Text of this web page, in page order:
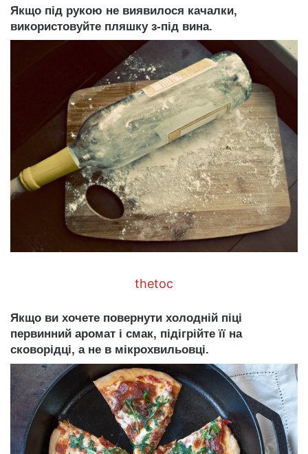
Якщо під рукою не виявилося качалки,
використовуйте пляшку з-під вина.
thetoc
Якщо ви хочете повернути холодній піці
первинний аромат і смак, підігрійте її на
сковорідці, а не в мікрохвильовці.